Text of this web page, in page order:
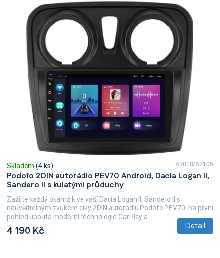
Podofo 2DIN autorádio PEV70 Android, Dacia Logan II,
Sandero II s kulatými průduchy
Skladem (4 ks)
4 190 Kč Detail
Zažijte každý okamžik ve vaší Dacia Logan II, Sandero II s
neuvěřitelným zvukem díky 2DIN autorádiu Podofo PEV70. Na první
pohled upoutá moderní technologie CarPlay a...
A3018/A7105